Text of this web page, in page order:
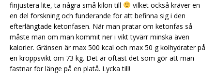
finjustera lite, ta några små kilon till
vilket också kräver en
en del forskning och funderande för att befinna sig i den
efterlängtade ketonfasen. När man pratar om ketonfas så
måste man om man kommit ner i vikt tyvärr minska även
kalorier. Gränsen är max 500 kcal och max 50 g kolhydrater på
en kroppsvikt om 73 kg. Det är oftast det som gör att man
fastnar för länge på en platå. Lycka till!